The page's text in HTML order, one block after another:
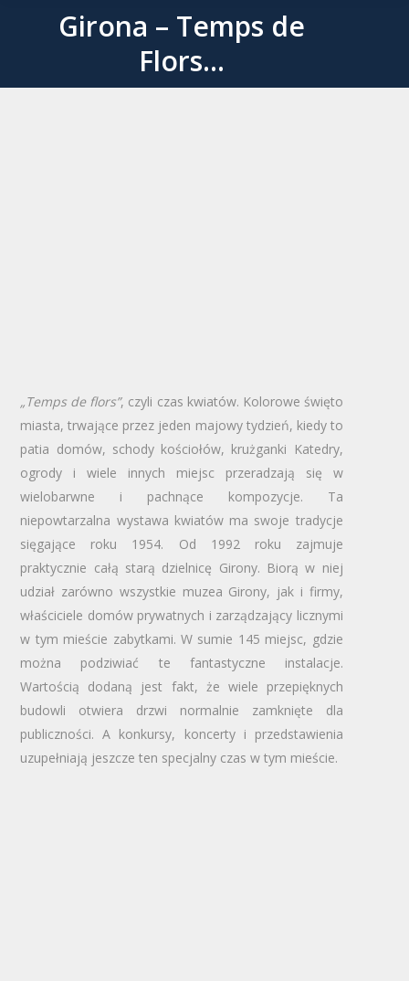
Girona – Temps de
Flors…
„Temps de flors”, czyli czas kwiatów. Kolorowe święto
miasta, trwające przez jeden majowy tydzień, kiedy to
patia domów, schody kościołów, krużganki Katedry,
ogrody i wiele innych miejsc przeradzają się w
wielobarwne i pachnące kompozycje. Ta
niepowtarzalna wystawa kwiatów ma swoje tradycje
sięgające roku 1954. Od 1992 roku zajmuje
praktycznie całą starą dzielnicę Girony. Biorą w niej
udział zarówno wszystkie muzea Girony, jak i firmy,
właściciele domów prywatnych i zarządzający licznymi
w tym mieście zabytkami. W sumie 145 miejsc, gdzie
można podziwiać te fantastyczne instalacje.
Wartością dodaną jest fakt, że wiele przepięknych
budowli otwiera drzwi normalnie zamknięte dla
publiczności. A konkursy, koncerty i przedstawienia
uzupełniają jeszcze ten specjalny czas w tym mieście.